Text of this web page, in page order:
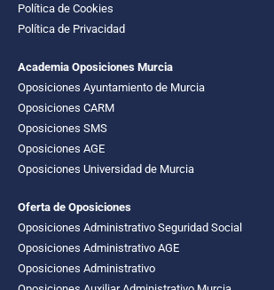
Política de Cookies
Política de Privacidad
Academia Oposiciones Murcia
Oposiciones Ayuntamiento de Murcia
Oposiciones CARM
Oposiciones SMS
Oposiciones AGE
Oposiciones Universidad de Murcia
Oferta de Oposiciones
Oposiciones Administrativo Seguridad Social
Oposiciones Administrativo AGE
Oposiciones Administrativo